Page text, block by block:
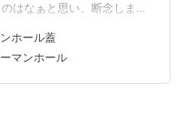
はなぁと思い、断念しまし
で行っているので、似たよ
。 厚木市・仕切弁②(V100)
なします。 manhole covers
ホール蓋
マンホール